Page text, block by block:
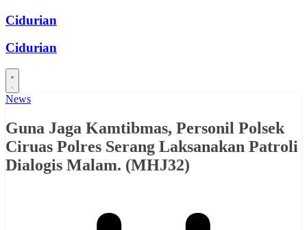
Skip
content
Cidurian
Cidurian
News
Guna Jaga Kamtibmas, Personil Polsek
Ciruas Polres Serang Laksanakan Patroli
Dialogis Malam. (MHJ32)